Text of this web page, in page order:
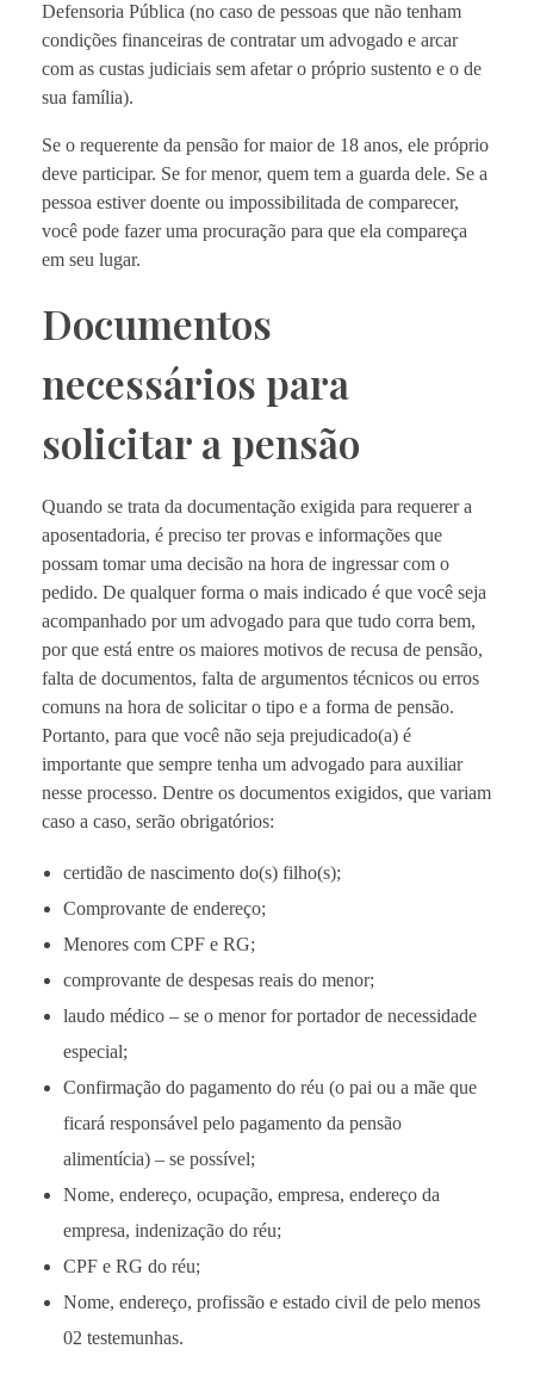
Defensoria Pública (no caso de pessoas que não tenham
condições financeiras de contratar um advogado e arcar
com as custas judiciais sem afetar o próprio sustento e o de
sua família).
Se o requerente da pensão for maior de 18 anos, ele próprio
deve participar. Se for menor, quem tem a guarda dele. Se a
pessoa estiver doente ou impossibilitada de comparecer,
você pode fazer uma procuração para que ela compareça
em seu lugar.
Documentos
necessários para
solicitar a pensão
Quando se trata da documentação exigida para requerer a
aposentadoria, é preciso ter provas e informações que
possam tomar uma decisão na hora de ingressar com o
pedido. De qualquer forma o mais indicado é que você seja
acompanhado por um advogado para que tudo corra bem,
por que está entre os maiores motivos de recusa de pensão,
falta de documentos, falta de argumentos técnicos ou erros
comuns na hora de solicitar o tipo e a forma de pensão.
Portanto, para que você não seja prejudicado(a) é
importante que sempre tenha um advogado para auxiliar
nesse processo. Dentre os documentos exigidos, que variam
caso a caso, serão obrigatórios:
certidão de nascimento do(s) filho(s);
Comprovante de endereço;
Menores com CPF e RG;
comprovante de despesas reais do menor;
laudo médico – se o menor for portador de necessidade
especial;
Confirmação do pagamento do réu (o pai ou a mãe que
ficará responsável pelo pagamento da pensão
alimentícia) – se possível;
Nome, endereço, ocupação, empresa, endereço da
empresa, indenização do réu;
CPF e RG do réu;
Nome, endereço, profissão e estado civil de pelo menos
02 testemunhas.